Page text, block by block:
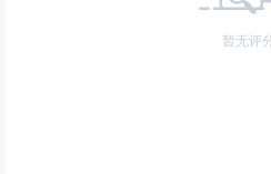
暂无评